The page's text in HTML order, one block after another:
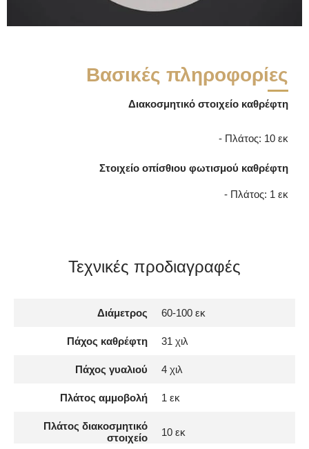
Βασικές πληροφορίες
Διακοσμητικό στοιχείο καθρέφτη
- Πλάτος: 10 εκ
Στοιχείο οπίσθιου φωτισμού καθρέφτη
- Πλάτος: 1 εκ
Τεχνικές προδιαγραφές
Διάμετρος 60-100 εκ
Πάχος καθρέφτη 31 χιλ
Πάχος γυαλιού 4 χιλ
Πλάτος αμμοβολή 1 εκ
Πλάτος διακοσμητικό
στοιχείο
10 εκ